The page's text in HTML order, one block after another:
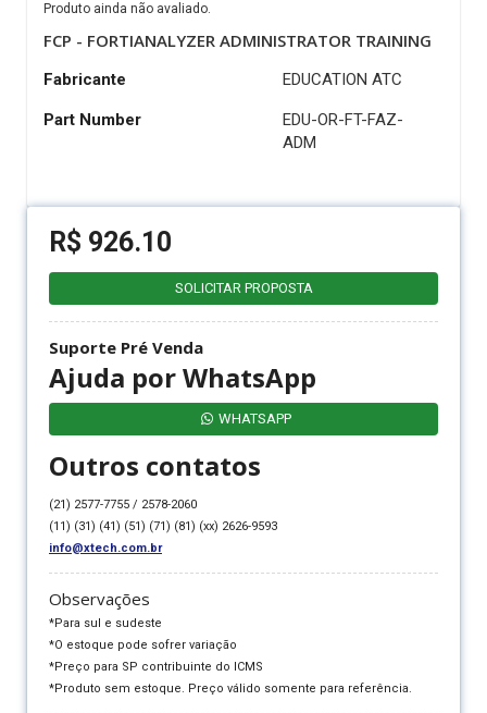
Produto ainda não avaliado.
FCP - FORTIANALYZER ADMINISTRATOR TRAINING
Fabricante EDUCATION ATC
Part Number
EDU-OR-FT-FAZ-
ADM
R$ 926.10
SOLICITAR PROPOSTA
Suporte Pré Venda
Ajuda por WhatsApp
WHATSAPP
Outros contatos
(21) 2577-7755 / 2578-2060
(11) (31) (41) (51) (71) (81) (xx) 2626-9593
info@xtech.com.br
Observações
*Para sul e sudeste
*O estoque pode sofrer variação
*Preço para SP contribuinte do ICMS
*Produto sem estoque. Preço válido somente para referência.